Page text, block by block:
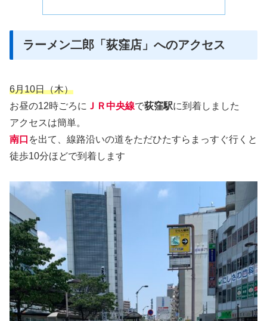
ラーメン二郎「荻窪店」へのアクセス
6月10日（木）
お昼の12時ごろに ＪＲ中央線で荻窪駅に到着しました
アクセスは簡単。
南口 を出て、線路沿いの道をただひたすらまっすぐ行くと
徒歩10分ほどで到着します